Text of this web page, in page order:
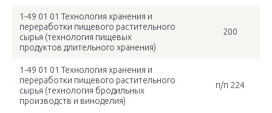
1-49 01 01 Технология хранения и
переработки пищевого растительного
сырья (технология пищевых
продуктов длительного хранения)
200
1-49 01 01 Технология хранения и
переработки пищевого растительного
сырья (технология бродильных
производств и виноделия)
п/п 224